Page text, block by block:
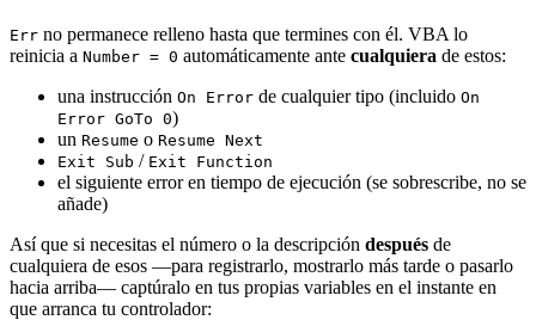
Err no permanece relleno hasta que termines con él. VBA lo
reinicia a Number = 0 automáticamente ante cualquiera de estos:
una instrucción On Error de cualquier tipo (incluido On
Error GoTo 0)
un Resume o Resume Next
Exit Sub / Exit Function
el siguiente error en tiempo de ejecución (se sobrescribe, no se
añade)
Así que si necesitas el número o la descripción después de
cualquiera de esos —para registrarlo, mostrarlo más tarde o pasarlo
hacia arriba— captúralo en tus propias variables en el instante en
que arranca tu controlador: